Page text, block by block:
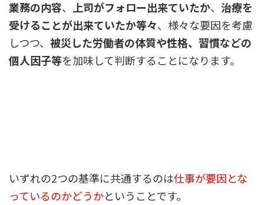
業務の内容、 上司がフォロー出来ていたか、 治療を
受けることが出来ていたか等々、様々な要因を考慮
しつつ、 被災した労働者の体質や性格、習慣などの
個人因子等を加味して判断することになります。
いずれの2つの基準に共通するのは仕事が要因とな
っているのかどうかということです。